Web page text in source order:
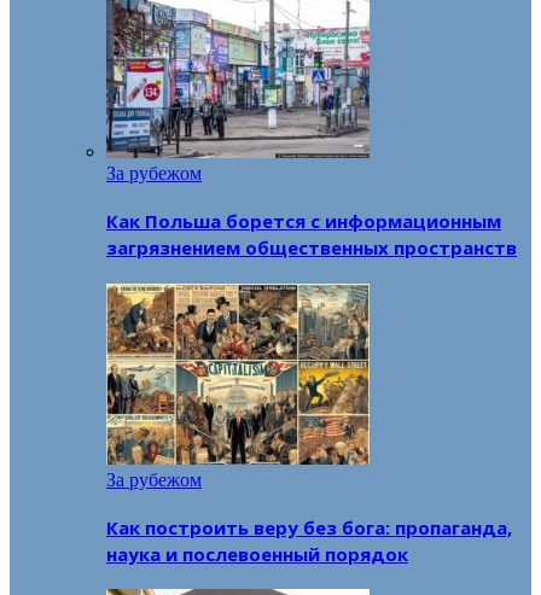
За рубежом
Как Польша борется с информационным
загрязнением общественных пространств
За рубежом
Как построить веру без бога: пропаганда,
наука и послевоенный порядок